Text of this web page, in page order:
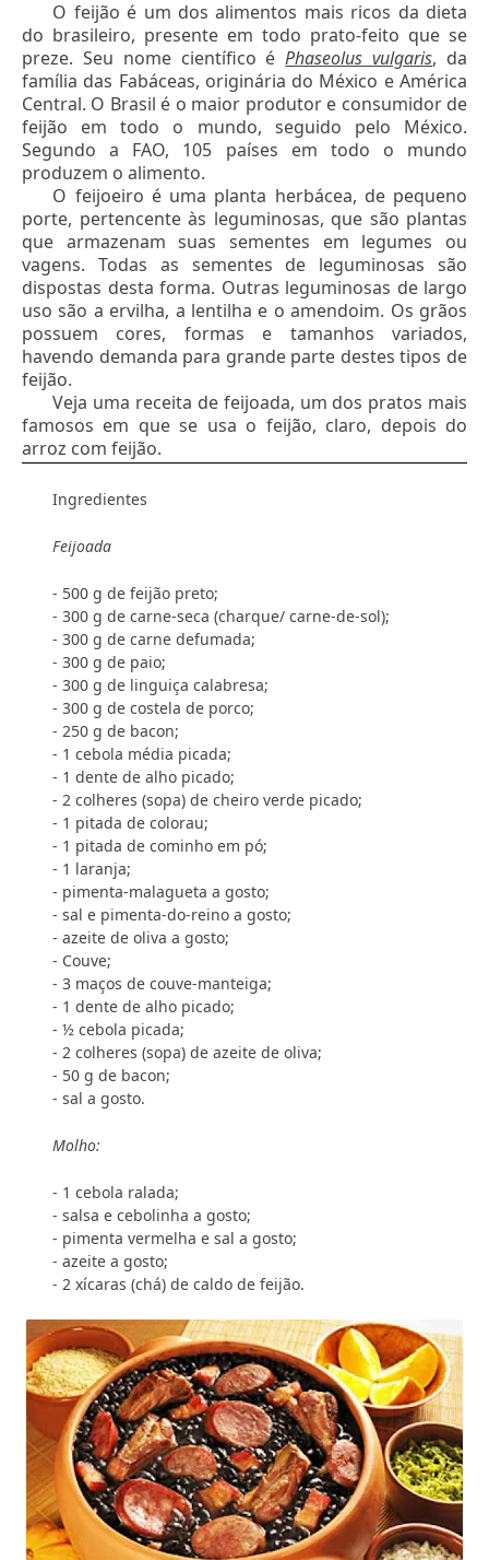
O feijão é um dos alimentos mais ricos da dieta
do brasileiro, presente em todo prato-feito que se
preze. Seu nome científico éPhaseolus vulgaris, da
família das Fabáceas, originária do México e América
Central. O Brasil é o maior produtor e consumidor de
feijão em todo o mundo, seguido pelo México.
Segundo a FAO, 105 países em todo o mundo
produzem o alimento.
O feijoeiro é uma planta herbácea, de pequeno
porte, pertencente às leguminosas, que são plantas
que armazenam suas sementes em legumes ou
vagens. Todas as sementes de leguminosas são
dispostas desta forma. Outras leguminosas de largo
uso são a ervilha, a lentilha e o amendoim. Os grãos
possuem cores, formas e tamanhos variados,
havendo demanda para grande parte destes tipos de
feijão.
Veja uma receita de feijoada, um dos pratos mais
famosos em que se usa o feijão, claro, depois do
arroz com feijão.
Ingredientes
Feijoada
- 500 g de feijão preto;
- 300 g de carne-seca (charque/ carne-de-sol);
- 300 g de carne defumada;
- 300 g de paio;
- 300 g de linguiça calabresa;
- 300 g de costela de porco;
- 250 g de bacon;
- 1 cebola média picada;
- 1 dente de alho picado;
- 2 colheres (sopa) de cheiro verde picado;
- 1 pitada de colorau;
- 1 pitada de cominho em pó;
- 1 laranja;
- pimenta-malagueta a gosto;
- sal e pimenta-do-reino a gosto;
- azeite de oliva a gosto;
- Couve;
- 3 maços de couve-manteiga;
- 1 dente de alho picado;
- ½ cebola picada;
- 2 colheres (sopa) de azeite de oliva;
- 50 g de bacon;
- sal a gosto.
Molho:
- 1 cebola ralada;
- salsa e cebolinha a gosto;
- pimenta vermelha e sal a gosto;
- azeite a gosto;
- 2 xícaras (chá) de caldo de feijão.